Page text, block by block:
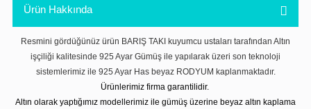
Ürün Hakkında
Resmini gördüğünüz ürün BARIŞ TAKI kuyumcu ustaları tarafından Altın
işçiliği kalitesinde 925 Ayar Gümüş ile yapılarak üzeri son teknoloji
sistemlerimiz ile 925 Ayar Has beyaz RODYUM kaplanmaktadır.
Ürünlerimiz firma garantilidir.
Altın olarak yaptığımız modellerimiz ile gümüş üzerine beyaz altın kaplama